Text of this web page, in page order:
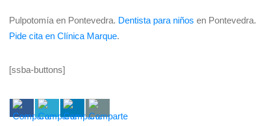
Pulpotomía en Pontevedra. Dentista para niños en Pontevedra.
Pide cita en Clínica Marque.
[ssba-buttons]